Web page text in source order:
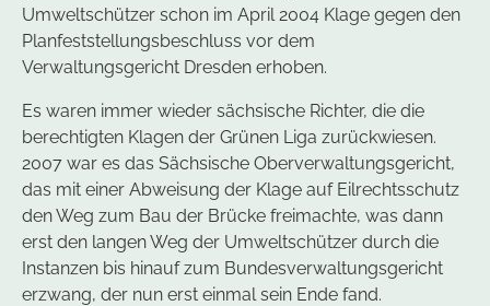
Umweltschützer schon im April 2004 Klage gegen den
Planfeststellungsbeschluss vor dem
Verwaltungsgericht Dresden erhoben.
Es waren immer wieder sächsische Richter, die die
berechtigten Klagen der Grünen Liga zurückwiesen.
2007 war es das Sächsische Oberverwaltungsgericht,
das mit einer Abweisung der Klage auf Eilrechtsschutz
den Weg zum Bau der Brücke freimachte, was dann
erst den langen Weg der Umweltschützer durch die
Instanzen bis hinauf zum Bundesverwaltungsgericht
erzwang, der nun erst einmal sein Ende fand.